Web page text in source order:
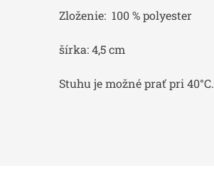
Zloženie: 100 % polyester
šírka: 4,5 cm
Stuhu je možné prať pri 40°C.